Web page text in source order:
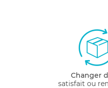
Changer
satisfait ou